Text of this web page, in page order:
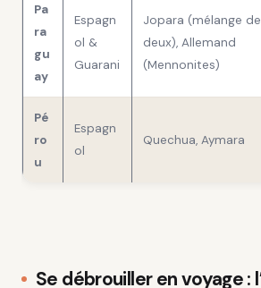
Pa
ra
gu
ay
Espagn
ol &
Guarani
Jopara (mélange
deux), Allemand
(Mennonites)
Pé
ro
u
Espagn
ol
Quechua, Aymara
Se débrouiller en voyage :